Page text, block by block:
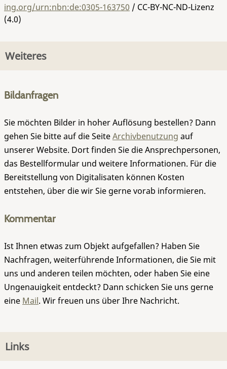
ing.org/urn:nbn:de:0305-163750 / CC-BY-NC-ND-Lizenz
(4.0)
Weiteres
Bildanfragen
Sie möchten Bilder in hoher Auflösung bestellen? Dann
gehen Sie bitte auf die SeiteArchivbenutzung auf
unserer Website. Dort finden Sie die Ansprechpersonen,
das Bestellformular und weitere Informationen. Für die
Bereitstellung von Digitalisaten können Kosten
entstehen, über die wir Sie gerne vorab informieren.
Kommentar
Ist Ihnen etwas zum Objekt aufgefallen? Haben Sie
Nachfragen, weiterführende Informationen, die Sie mit
uns und anderen teilen möchten, oder haben Sie eine
Ungenauigkeit entdeckt? Dann schicken Sie uns gerne
eine Mail. Wir freuen uns über Ihre Nachricht.
Links